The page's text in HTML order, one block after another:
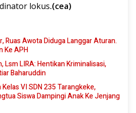
lokus.(cea)
Ruas Awota Diduga Langgar Aturan.
Ke APH
Lsm LIRA: Hentikan Kriminalisasi,
Baharuddin
VI SDN 235 Tarangkeke,
Siswa Dampingi Anak Ke Jenjang